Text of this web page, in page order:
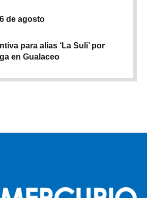
de agosto
para alias ‘La Suli’ por
en Gualaceo